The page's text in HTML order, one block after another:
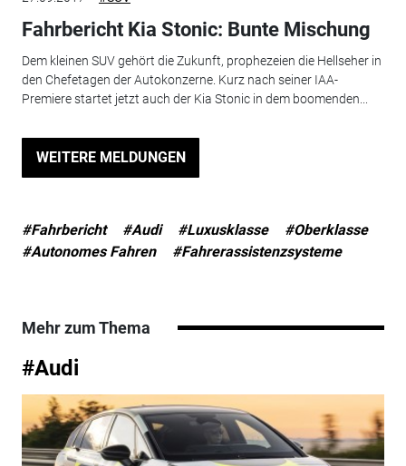
Fahrbericht Kia Stonic: Bunte Mischung
Dem kleinen SUV gehört die Zukunft, prophezeien die Hellseher in
den Chefetagen der Autokonzerne. Kurz nach seiner IAA-
Premiere startet jetzt auch der Kia Stonic in dem boomenden...
WEITERE MELDUNGEN
#Fahrbericht #Audi #Luxusklasse
#Oberklasse
#Autonomes Fahren
#Fahrerassistenzsysteme
Mehr zum Thema
#Audi